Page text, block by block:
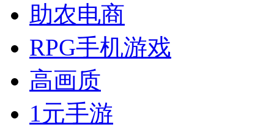
助农电商
RPG手机游戏
高画质
1元手游